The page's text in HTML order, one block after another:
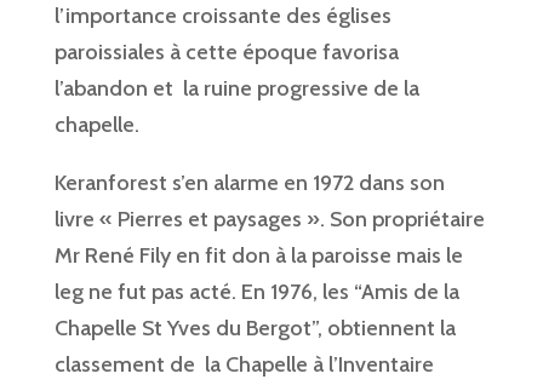
l’importance croissante des églises
paroissiales à cette époque favorisa
l’abandon et la ruine progressive de la
chapelle.
Keranforest s’en alarme en 1972 dans son
livre « Pierres et paysages ». Son propriétaire
Mr René Fily en fit don à la paroisse mais le
leg ne fut pas acté. En 1976, les “Amis de la
Chapelle St Yves du Bergot”, obtiennent la
classement de la Chapelle à l’Inventaire